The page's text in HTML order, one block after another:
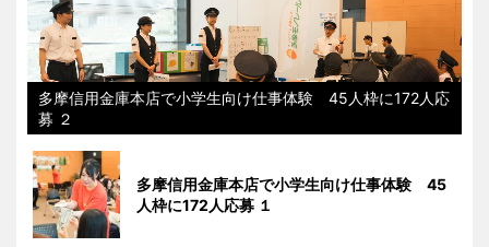
多摩信用金庫本店で小学生向け仕事体験 45人枠に172人応
募 ２
多摩信用金庫本店で小学生向け仕事体験 45
人枠に172人応募 １